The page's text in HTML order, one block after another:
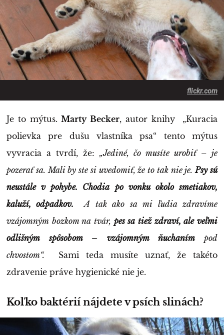
flickr.com
Je to mýtus.Marty Becker, autor knihy „Kuracia
polievka pre dušu vlastníka psa“ tento mýtus
vyvracia a tvrdí, že: „Jediné, čo musíte urobiť – je
pozerať sa. Mali by ste si uvedomiť, že to tak nie je.Psy sú
neustále v pohybe. Chodia po vonku okolo smetiakov,
kaluží, odpadkov.
A tak ako sa mi ľudia zdravíme
vzájomným bozkom na tvár, pes sa tiež zdraví, ale veľmi
odlišným spôsobom – vzájomným ňuchaním pod
chvostom“. Sami teda musíte uznať, že takéto
zdravenie práve hygienické nie je.
Koľko baktérií nájdete v psích slinách?